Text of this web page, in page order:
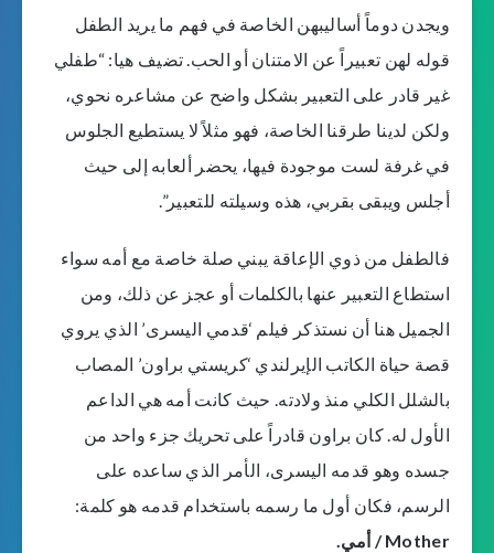
ويجدن دوماً أساليبهن الخاصة في فهم ما يريد الطفل
قوله لهن تعبيراً عن الامتنان أو الحب. تضيف هيا: “طفلي
غير قادر على التعبير بشكل واضح عن مشاعره نحوي،
ولكن لدينا طرقنا الخاصة، فهو مثلاً لا يستطيع الجلوس
في غرفة لست موجودة فيها، يحضر ألعابه إلى حيث
أجلس ويبقى بقربي، هذه وسيلته للتعبير”.
فالطفل من ذوي الإعاقة يبني صلة خاصة مع أمه سواء
استطاع التعبير عنها بالكلمات أو عجز عن ذلك، ومن
الجميل هنا أن نستذكر فيلم ‘قدمي اليسرى’ الذي يروي
قصة حياة الكاتب الإيرلندي ‘كريستي براون’ المصاب
بالشلل الكلي منذ ولادته. حيث كانت أمه هي الداعم
الأول له. كان براون قادراً على تحريك جزء واحد من
جسده وهو قدمه اليسرى، الأمر الذي ساعده على
الرسم، فكان أول ما رسمه باستخدام قدمه هو كلمة:
Mother / أمي.